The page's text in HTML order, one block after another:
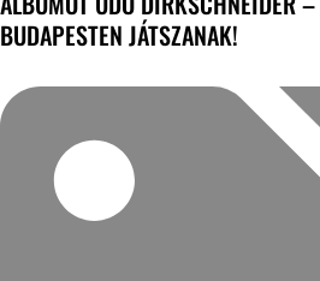
BUDAPESTEN JÁTSZANAK!